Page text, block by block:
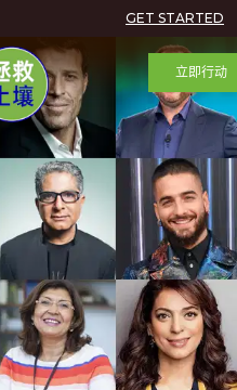
GET STARTED
立即行动